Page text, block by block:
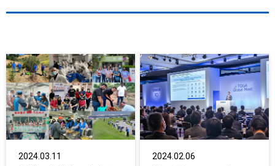
2024.03.11 2024.02.06